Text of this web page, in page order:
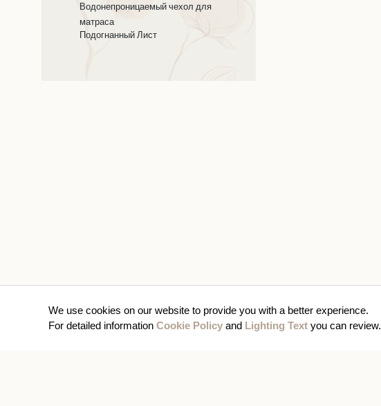
We use cookies on our website to provide you with a better experience.
For detailed information Cookie Policy and Lighting Text you can review.
Водонепроницаемый чехол для
матраса
Подогнанный Лист